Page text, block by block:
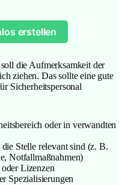
erstellen
die Aufmerksamkeit der
ziehen. Das sollte eine gute
Sicherheitspersonal
oder in verwandten
Stelle relevant sind (z. B.
Notfallmaßnahmen)
Lizenzen
Spezialisierungen